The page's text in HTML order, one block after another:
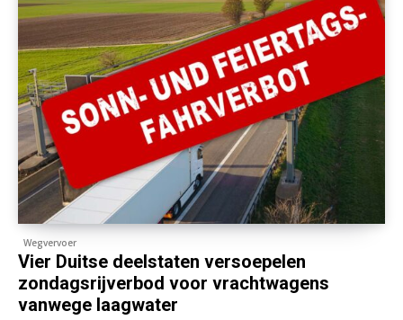
Wegvervoer
Vier Duitse deelstaten versoepelen
zondagsrijverbod voor vrachtwagens
vanwege laagwater